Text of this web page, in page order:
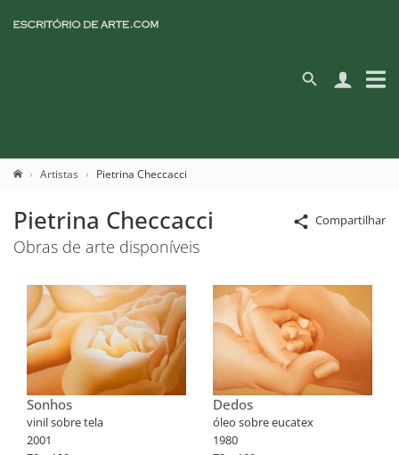
Artistas Pietrina Checcacci
Compartilhar
Pietrina Checcacci
Obras de arte disponíveis
Sonhos
vinil sobre tela
2001
Dedos
óleo sobre eucatex
1980